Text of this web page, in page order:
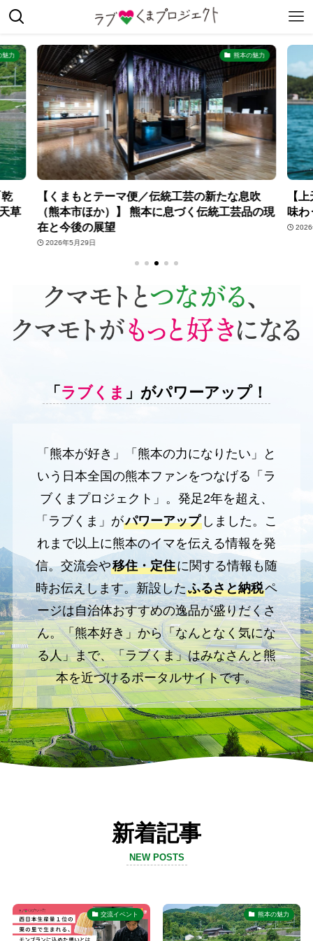
魅力
草
熊本の魅力
【くまもとテーマ便／伝統工芸の新たな息吹
（熊本市ほか）】 熊本に息づく伝統工芸品の現
在と今後の展望
2026年5月29日
【
味わ
「 ラブくま 」がパワーアップ！
「熊本が好き」「熊本の力になりたい」と
いう日本全国の熊本ファンをつなげる「ラ
ブくまプロジェクト」。発足2年を超え、
「ラブくま」がパワーアップ しました。こ
れまで以上に熊本のイマを伝える情報を発
信。交流会や移住・定住に関する情報も随
時お伝えします。新設した ふるさと納税ペ
ージは自治体おすすめの逸品が盛りだくさ
ん。「熊本好き」から「なんとなく気にな
る人」まで、「ラブくま」はみなさんと熊
本を近づけるポータルサイトです。
新着記事
NEW POSTS
交流イベント 熊本の魅力